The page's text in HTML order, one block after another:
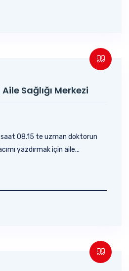
Sağlığı Merkezi
08.15 te uzman doktorun
yazdırmak için aile...